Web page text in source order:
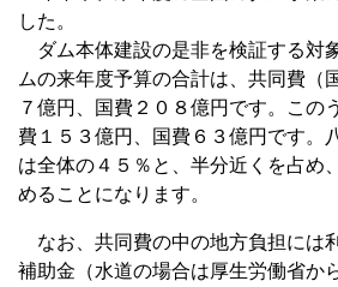
した。
ダム本体建設の是非を検証する対
ムの来年度予算の合計は、共同費（
７億円、国費２０８億円です。この
費１５３億円、国費６３億円です。
は全体の４５％と、半分近くを占め
めることになります。
なお、共同費の中の地方負担には
補助金（水道の場合は厚生労働省か